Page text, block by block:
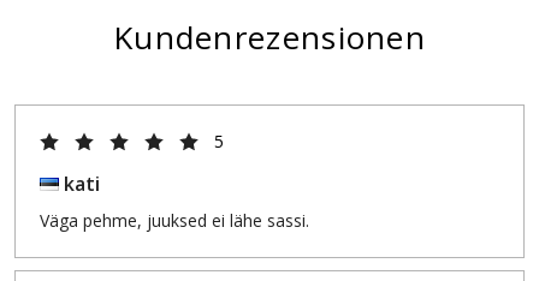
Kundenrezensionen
5
kati
Väga pehme, juuksed ei lähe sassi.